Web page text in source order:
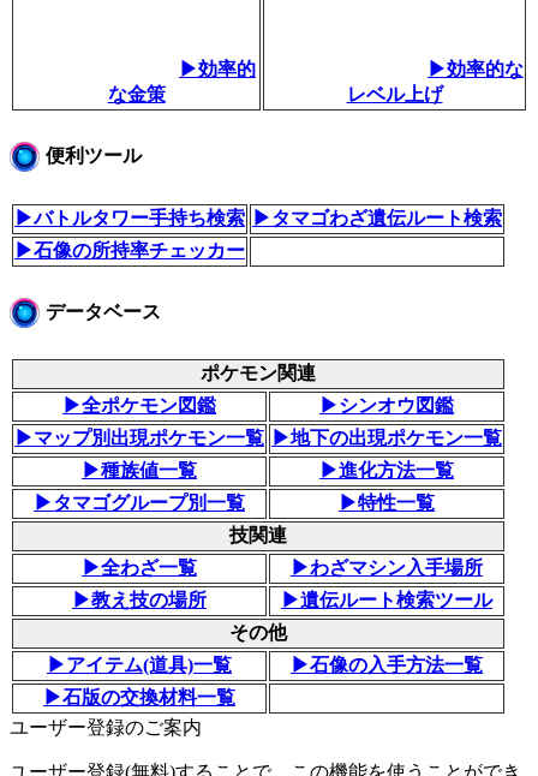
▶効率的
な金策
▶効率的な
レベル上げ
便利ツール
▶バトルタワー手持ち検索
▶タマゴわざ遺伝ルート検索
▶石像の所持率チェッカー
データベース
ポケモン関連
▶全ポケモン図鑑
▶シンオウ図鑑
▶マップ別出現ポケモン一覧
▶地下の出現ポケモン一覧
▶種族値一覧
▶進化方法一覧
▶タマゴグループ別一覧
▶特性一覧
技関連
▶全わざ一覧
▶わざマシン入手場所
▶教え技の場所
▶遺伝ルート検索ツール
その他
▶アイテム(道具)一覧
▶石像の入手方法一覧
▶石版の交換材料一覧
ユーザー登録のご案内